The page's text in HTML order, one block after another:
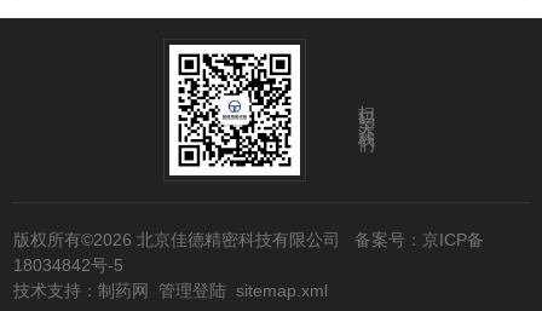
扫码关注我们
版权所有©2026 北京佳德精密科技有限公司 备案号：京ICP备
18034842号-5
技术支持：制药网 管理登陆 sitemap.xml